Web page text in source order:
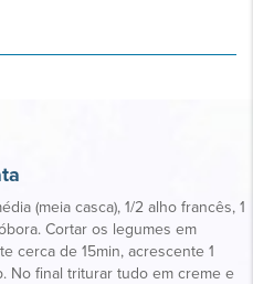
(meia casca), 1/2 alho francês, 1
Cortar os legumes em
cerca de 15min, acrescente 1
No final triturar tudo em creme e